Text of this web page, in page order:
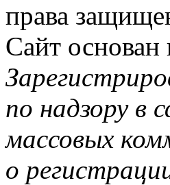
права
Сайт основан
по надзору в
массовых
о